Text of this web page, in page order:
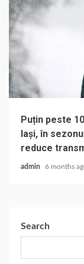
Puțin peste
Iași, în
reduce
admin 6 months
Search